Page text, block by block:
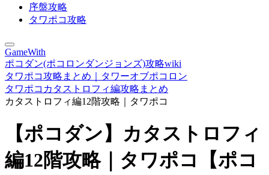
序盤攻略
タワポコ攻略
GameWith
ポコダン(ポコロンダンジョンズ)攻略wiki
タワポコ攻略まとめ｜タワーオブポコロン
タワポコカタストロフィ編攻略まとめ
カタストロフィ編12階攻略｜タワポコ
【ポコダン】カタストロフィ
編12階攻略｜タワポコ【ポコ